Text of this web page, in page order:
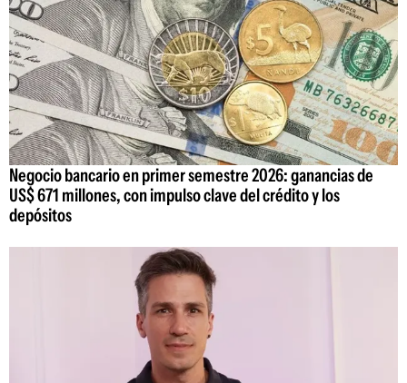
Negocio bancario en primer semestre 2026: ganancias de
US$ 671 millones, con impulso clave del crédito y los
depósitos